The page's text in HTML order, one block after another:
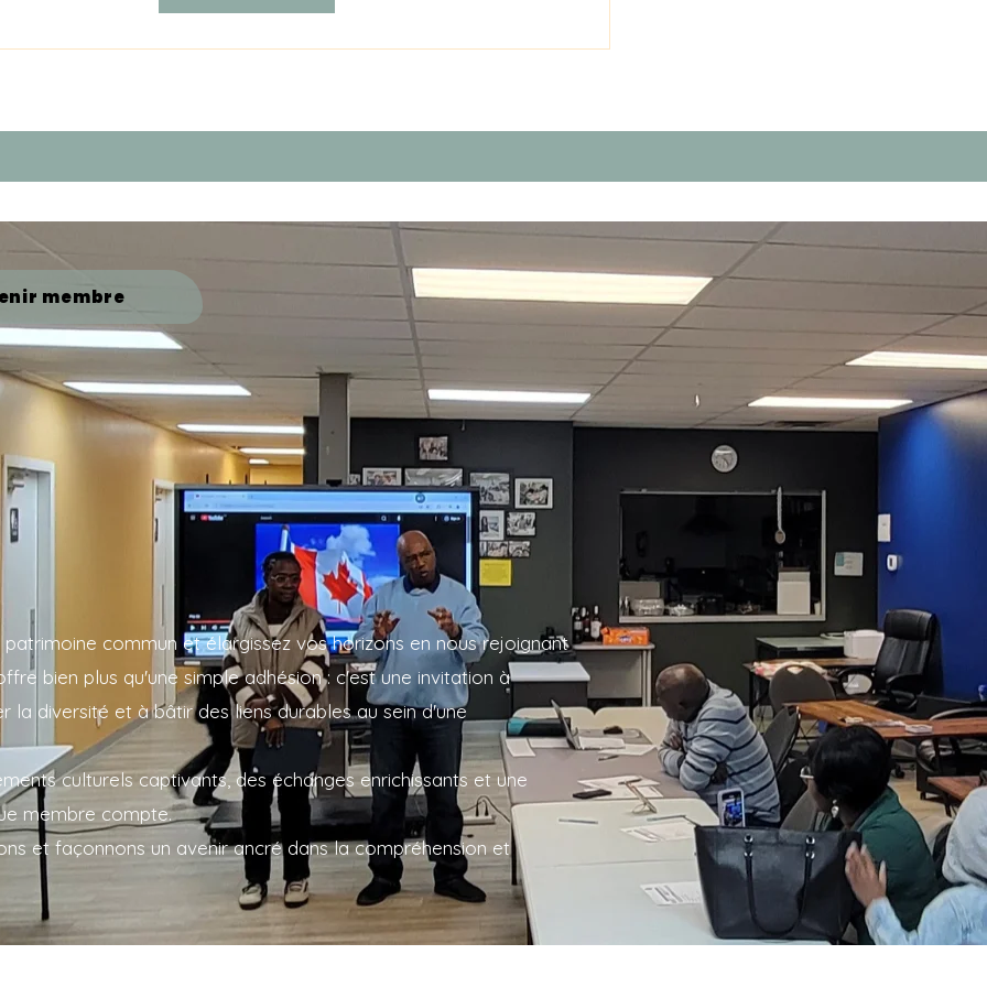
membre
commun et élargissez vos horizons en nous rejoignant
bien plus qu'une simple adhésion : c'est une invitation à
la diversité et à bâtir des liens durables au sein d'une
culturels captivants, des échanges enrichissants et une
membre compte.
et façonnons un avenir ancré dans la compréhension et